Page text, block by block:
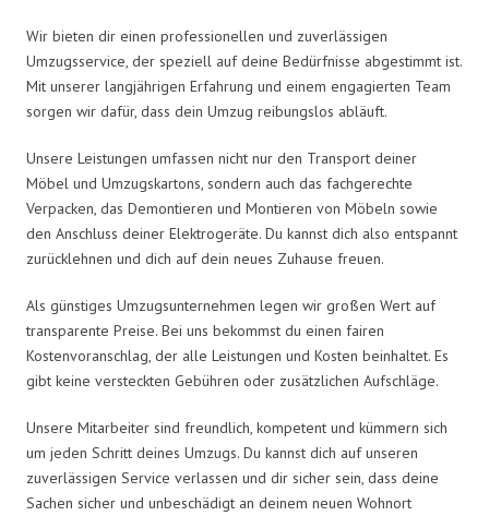
Wir bieten dir einen professionellen und zuverlässigen
Umzugsservice, der speziell auf deine Bedürfnisse abgestimmt ist.
Mit unserer langjährigen Erfahrung und einem engagierten Team
sorgen wir dafür, dass dein Umzug reibungslos abläuft.
Unsere Leistungen umfassen nicht nur den Transport deiner
Möbel und Umzugskartons, sondern auch das fachgerechte
Verpacken, das Demontieren und Montieren von Möbeln sowie
den Anschluss deiner Elektrogeräte. Du kannst dich also entspannt
zurücklehnen und dich auf dein neues Zuhause freuen.
Als günstiges Umzugsunternehmen legen wir großen Wert auf
transparente Preise. Bei uns bekommst du einen fairen
Kostenvoranschlag, der alle Leistungen und Kosten beinhaltet. Es
gibt keine versteckten Gebühren oder zusätzlichen Aufschläge.
Unsere Mitarbeiter sind freundlich, kompetent und kümmern sich
um jeden Schritt deines Umzugs. Du kannst dich auf unseren
zuverlässigen Service verlassen und dir sicher sein, dass deine
Sachen sicher und unbeschädigt an deinem neuen Wohnort